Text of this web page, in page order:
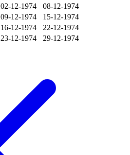
02-12-1974
08-12-1974
09-12-1974
15-12-1974
16-12-1974
22-12-1974
23-12-1974 29-12-1974